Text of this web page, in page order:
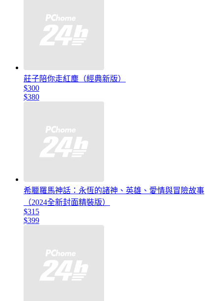
莊子陪你走紅塵（經典新版）
$300
$380
希臘羅馬神話：永恆的諸神、英雄、愛情與冒險故事
（2024全新封面精裝版）
$315
$399